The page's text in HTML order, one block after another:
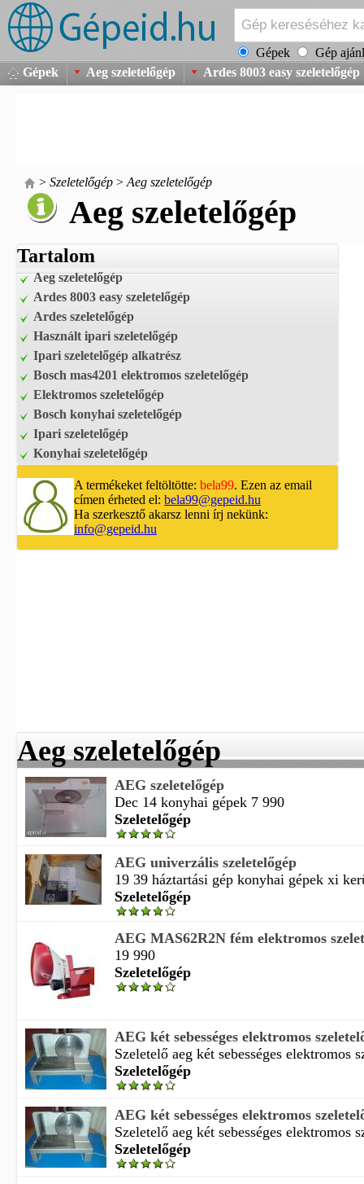
Gépek
Gép
Gépek
Aeg szeletelőgép Ardes 8003 easy szeletelőgép
> Szeletelőgép > Aeg szeletelőgép
Aeg szeletelőgép
Tartalom
Aeg szeletelőgép
Ardes 8003 easy szeletelőgép
Ardes szeletelőgép
Használt ipari szeletelőgép
Ipari szeletelőgép alkatrész
Bosch mas4201 elektromos szeletelőgép
Elektromos szeletelőgép
Bosch konyhai szeletelőgép
Ipari szeletelőgép
Konyhai szeletelőgép
A termékeket feltöltötte: bela99. Ezen az email
címen érheted el: bela99@gepeid.hu
Ha szerkesztő akarsz lenni írj nekünk:
info@gepeid.hu
Aeg szeletelőgép
AEG szeletelőgép
Dec 14 konyhai gépek 7 990
Szeletelőgép
AEG univerzális szeletelőgép
19 39 háztartási gép konyhai gépek xi
Szeletelőgép
AEG MAS62R2N fém elektromos
19 990
Szeletelőgép
AEG két sebességes elektromos
Szeletelő aeg két sebességes elektromos
Szeletelőgép
AEG két sebességes elektromos
Szeletelő aeg két sebességes elektromos
Szeletelőgép